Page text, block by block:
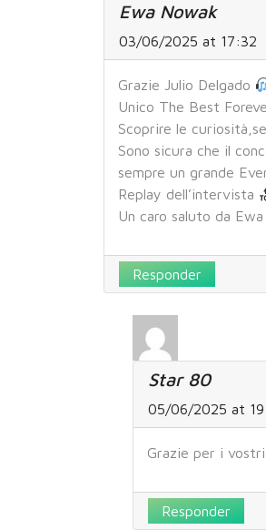
Ewa Nowak
03/06/2025 at 17:32
Grazie Julio Delgado
Unico The Best
Scoprire le
Sono sicura che il
sempre un grande
Replay dell’intervista
Un caro saluto da Ewa
Responder
Star 80
05/06/2025 at
Grazie per i
Responder